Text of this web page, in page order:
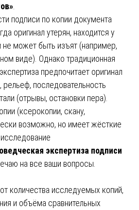
подписи по копии документа
оригинал утерян, находится у
не может быть изъят (например,
виде). Однако традиционная
предпочитает оригинал
последовательность
(отрывы, остановки пера).
(ксерокопии, скану,
возможно, но имеет жёсткие
экспертиза подписи
на все ваши вопросы.
количества исследуемых копий,
и объёма сравнительных